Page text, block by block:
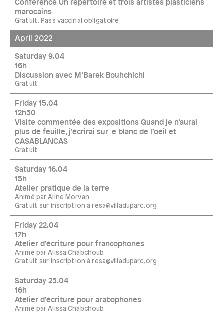
Conférence Un répertoire et trois artistes plasticiens
marocains
Gratuit. Pass vaccinal obligatoire
April 2022
Saturday 9.04
16h
Discussion avec M’Barek Bouhchichi
Gratuit
Friday 15.04
12h30
Visite commentée des expositions Quand je n’aurai
plus de feuille, j’écrirai sur le blanc de l’oeil et
CASABLANCAS
Gratuit
Saturday 16.04
15h
Atelier pratique de la terre
Animé par Aline Morvan
Gratuit sur inscription à resa@villaduparc.org
Friday 22.04
17h
Atelier d’écriture pour francophones
Animé par Alissa Chabchoub
Gratuit sur inscription à resa@villaduparc.org
Saturday 23.04
16h
Atelier d’écriture pour arabophones
Animé par Alissa Chabchoub